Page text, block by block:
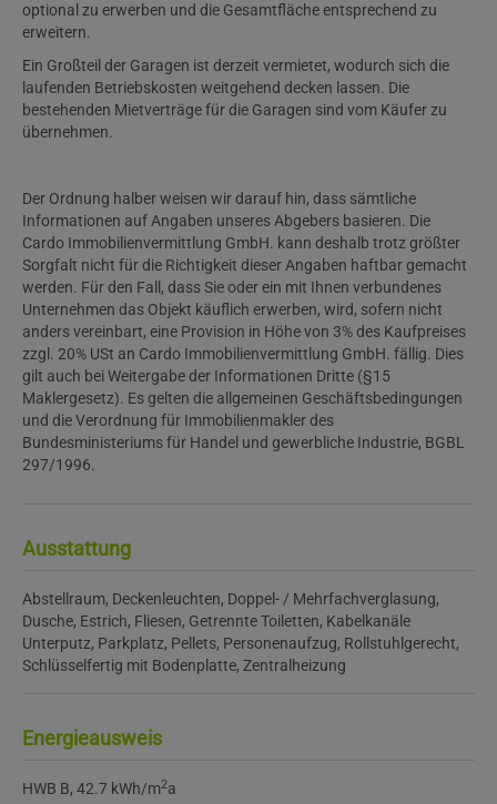
optional zu erwerben und die Gesamtfläche entsprechend zu
erweitern.
Ein Großteil der Garagen ist derzeit vermietet, wodurch sich die
laufenden Betriebskosten weitgehend decken lassen. Die
bestehenden Mietverträge für die Garagen sind vom Käufer zu
übernehmen.
Der Ordnung halber weisen wir darauf hin, dass sämtliche
Informationen auf Angaben unseres Abgebers basieren. Die
Cardo Immobilienvermittlung GmbH. kann deshalb trotz größter
Sorgfalt nicht für die Richtigkeit dieser Angaben haftbar gemacht
werden. Für den Fall, dass Sie oder ein mit Ihnen verbundenes
Unternehmen das Objekt käuflich erwerben, wird, sofern nicht
anders vereinbart, eine Provision in Höhe von 3% des Kaufpreises
zzgl. 20% USt an Cardo Immobilienvermittlung GmbH. fällig. Dies
gilt auch bei Weitergabe der Informationen Dritte (§15
Maklergesetz). Es gelten die allgemeinen Geschäftsbedingungen
und die Verordnung für Immobilienmakler des
Bundesministeriums für Handel und gewerbliche Industrie, BGBL
297/1996.
Ausstattung
Abstellraum Deckenleuchten Doppel- / Mehrfachverglasung
Dusche Estrich Fliesen Getrennte Toiletten Kabelkanäle
Unterputz Parkplatz Pellets Personenaufzug Rollstuhlgerecht
Schlüsselfertig mit Bodenplatte Zentralheizung
Energieausweis
HWB B, 42.7 kWh/m2a